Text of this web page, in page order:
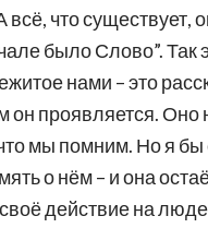
что существует,
было Слово”. Так
нами – это
он проявляется.
мы помним. Но я
о нём – и она
действие на